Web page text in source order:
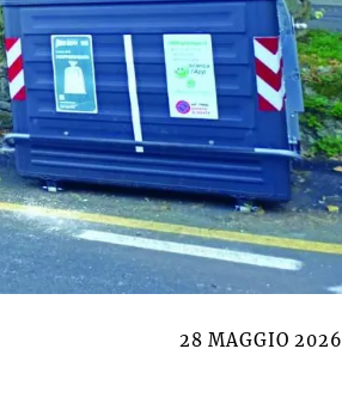
28 MAGGIO 2026